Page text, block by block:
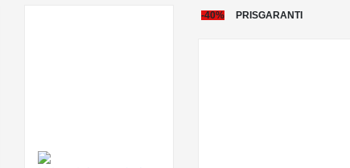
-40% PRISGARANTI